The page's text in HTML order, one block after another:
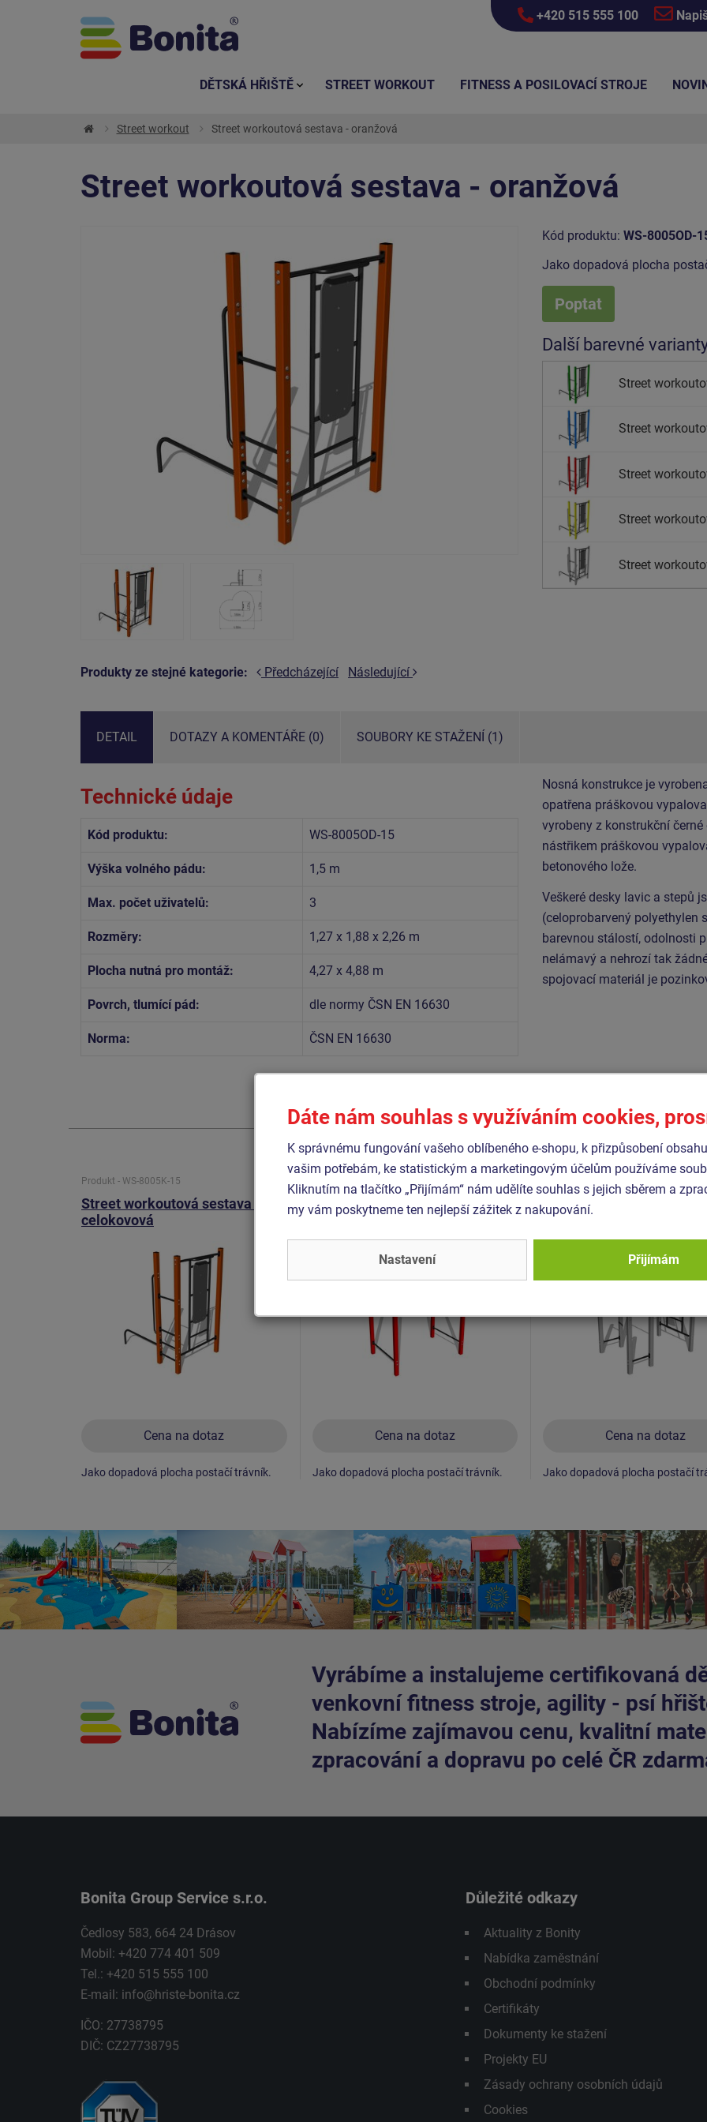
+420 515 555 100
Street workout Street workoutová sestava - oranžová
Street workoutová sestava - oranžová
Produkty ze stejné kategorie: Předcházející Následující
Kód produktu: WS-8005OD-
Jako dopadová plocha
Poptat
Další barevné
Street
Street
Street
Street
Street
DETAIL DOTAZY A KOMENTÁŘE (0) SOUBORY KE STAŽENÍ (1)
Technické údaje
Kód produktu: WS-8005OD-15
Výška volného pádu: 1,5 m
Max. počet uživatelů: 3
Rozměry: 1,27 x 1,88 x 2,26 m
Plocha nutná pro montáž: 4,27 x 4,88 m
Povrch, tlumící pád: dle normy ČSN EN 16630
Norma: ČSN EN 16630
Nosná konstrukce je
opatřena práškovou
vyrobeny z konstrukční
nástřikem práškovou
betonového lože.
Veškeré desky lavic a stepů
(celoprobarvený polyethylen
barevnou stálostí, odolnosti
nelámavý a nehrozí tak
spojovací materiál je
Podobnézboží
Produkt - WS-8005K-15
Street workoutová sestava -
celokovová
Cena na dotaz
Jako dopadová plocha postačí trávník.
Street workoutový prvek -
celokovový
Cena na dotaz
Jako dopadová plocha postačí trávník.
Street workoutová
celokovová
Cena na dotaz
Jako dopadová plocha postačí
Vyrábíme a instalujeme certifikovaná
venkovní fitness stroje, agility - psí
Nabízíme zajímavou cenu, kvalitní
zpracování a dopravu po celé ČR
Bonita Group Service s.r.o.
Čedlosy 583, 664 24 Drásov
Mobil: +420 774 401 509
Tel.: +420 515 555 100
E-mail: info@hriste-bonita.cz
IČO: 27738795
DIČ: CZ27738795
Důležité odkazy
Aktuality z Bonity
Nabídka zaměstnání
Obchodní podmínky
Certifikáty
Dokumenty ke stažení
Projekty EU
Zásady ochrany osobních údajů
Cookies
DĚTSKÁ HŘIŠTĚ STREET WORKOUT FITNESS A POSILOVACÍ STROJE
Dáte nám souhlas s využíváním cookies,
K správnému fungování vašeho oblíbeného e-shopu, k přizpůsobení
vašim potřebám, ke statistickým a marketingovým účelům používáme
Kliknutím na tlačítko „Přijímám“ nám udělíte souhlas s jejich sběrem a
my vám poskytneme ten nejlepší zážitek z nakupování.
Nastavení Přijímám